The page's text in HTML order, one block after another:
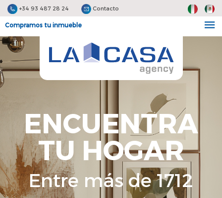
+34 93 487 28 24 Contacto
Compramos tu inmueble
ENCUENTRA
TU HOGAR
Entre más de 1712